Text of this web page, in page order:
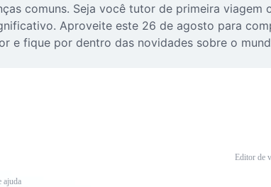
comuns. Seja você tutor de primeira viagem
Aproveite este 26 de agosto para
e fique por dentro das novidades sobre o
ajuda
Editor de